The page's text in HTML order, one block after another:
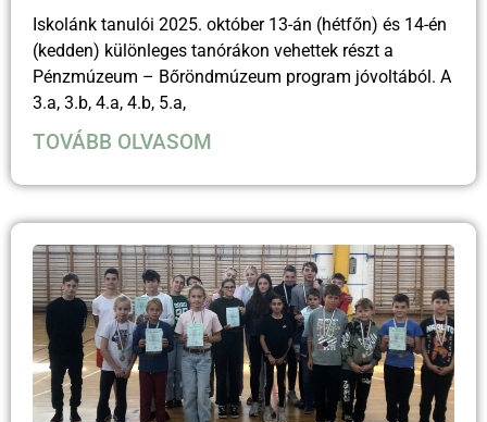
Iskolánk tanulói 2025. október 13-án (hétfőn) és 14-én
(kedden) különleges tanórákon vehettek részt a
Pénzmúzeum – Bőröndmúzeum program jóvoltából. A
3.a, 3.b, 4.a, 4.b, 5.a,
TOVÁBB OLVASOM